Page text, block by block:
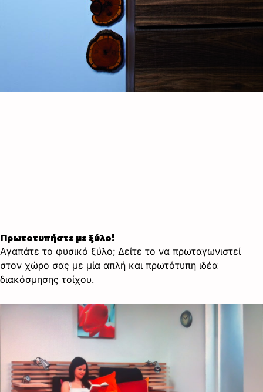
Πρωτοτυπήστε με ξύλο!
Αγαπάτε το φυσικό ξύλο; Δείτε το να πρωταγωνιστεί
στον χώρο σας με μία απλή και πρωτότυπη ιδέα
διακόσμησης τοίχου.